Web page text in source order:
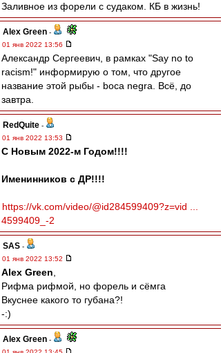
Заливное из форели с судаком. КБ в жизнь!
Alex Green -
01 янв 2022 13:56
Александр Сергеевич, в рамках "Say no to
racism!" информирую о том, что другое
название этой рыбы - boca negra. Всё, до
завтра.
RedQuite -
01 янв 2022 13:53
С Новым 2022-м Годом!!!!
Именинников с ДР!!!!
https://vk.com/video/@id284599409?z=vid ...
4599409_-2
SAS -
01 янв 2022 13:52
Alex Green
Рифма рифмой, но форель и сёмга
Вкуснее какого то губана?!
-:)
Alex Green -